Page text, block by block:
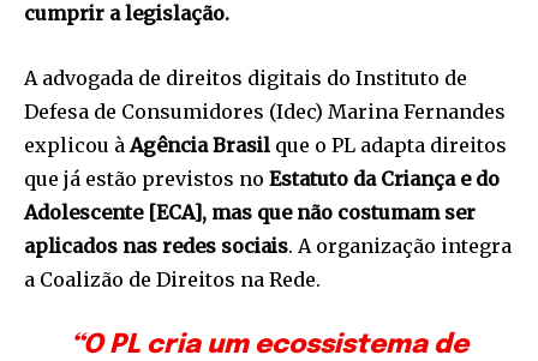
cumprir a legislação.
A advogada de direitos digitais do Instituto de
Defesa de Consumidores (Idec) Marina Fernandes
explicou àAgência Brasil que o PL adapta direitos
que já estão previstos no Estatuto da Criança e do
Adolescente [ECA], mas que não costumam ser
aplicados nas redes sociais. A organização integra
a Coalizão de Direitos na Rede.
“O PL cria um ecossistema de